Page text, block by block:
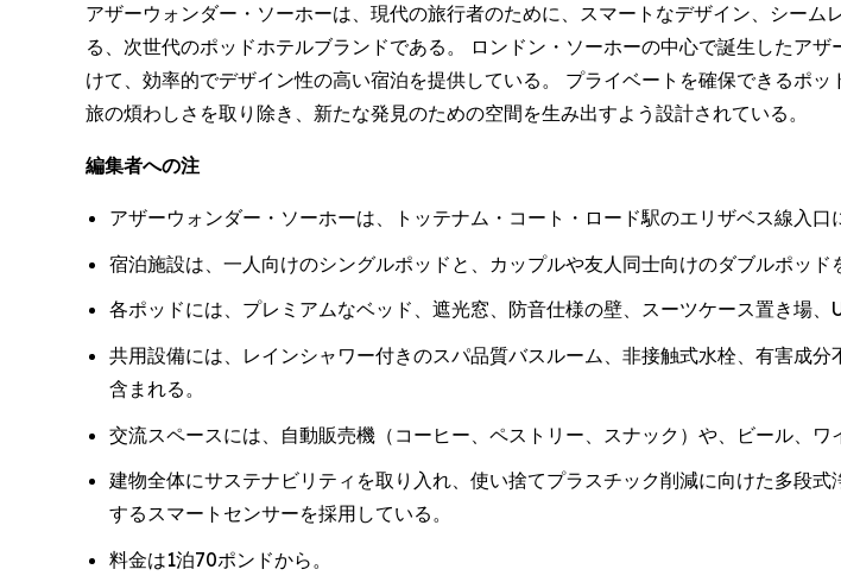
アザーウォンダー・ソーホーは、現代の旅行者のために、スマートなデザイン、シー
る、次世代のポッドホテルブランドである。 ロンドン・ソーホーの中心で誕生したア
けて、効率的でデザイン性の高い宿泊を提供している。 プライベートを確保できるポ
旅の煩わしさを取り除き、新たな発見のための空間を生み出すよう設計されている。
編集者への注
アザーウォンダー・ソーホーは、トッテナム・コート・ロード駅のエリザベス線入口
宿泊施設は、一人向けのシングルポッドと、カップルや友人同士向けのダブルポッド
各ポッドには、プレミアムなベッド、遮光窓、防音仕様の壁、スーツケース置き場、
共用設備には、レインシャワー付きのスパ品質バスルーム、非接触式水栓、有害成
含まれる。
交流スペースには、自動販売機（コーヒー、ペストリー、スナック）や、ビール、
建物全体にサステナビリティを取り入れ、使い捨てプラスチック削減に向けた多段
するスマートセンサーを採用している。
料金は1泊70ポンドから。